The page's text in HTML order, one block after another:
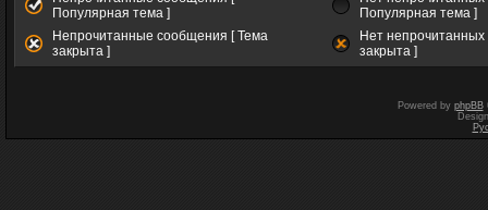
Популярная тема ]
Популярная тема ]
Непрочитанные сообщения [ Тема
закрыта ]
Нет
закрыта ]
Powered by phpBB